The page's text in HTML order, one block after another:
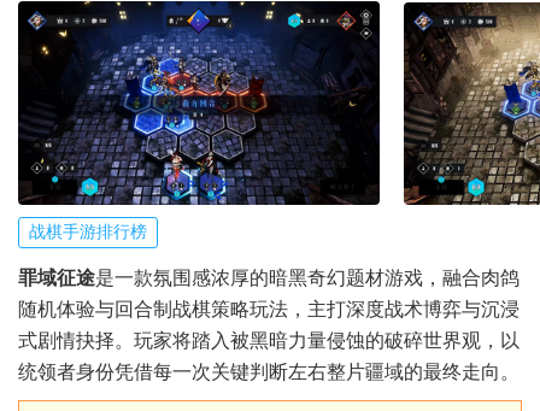
战棋手游排行榜
罪域征途是一款氛围感浓厚的暗黑奇幻题材游戏，融合肉鸽
随机体验与回合制战棋策略玩法，主打深度战术博弈与沉浸
式剧情抉择。玩家将踏入被黑暗力量侵蚀的破碎世界观，以
统领者身份凭借每一次关键判断左右整片疆域的最终走向。